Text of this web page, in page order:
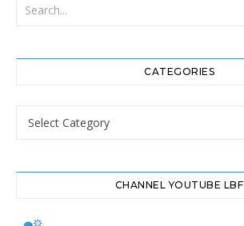
CATEGORIES
Categories
CHANNEL YOUTUBE LBF